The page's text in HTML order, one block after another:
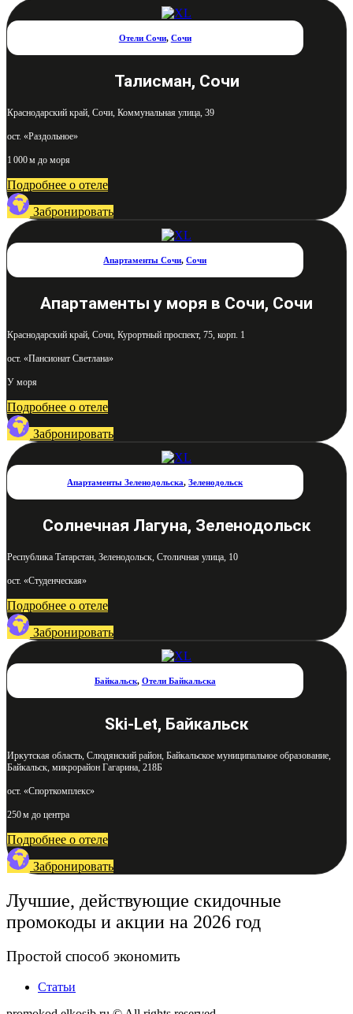
Отели Сочи, Сочи
Талисман, Сочи
Краснодарский край, Сочи, Коммунальная улица, 39
ост. «Раздольное»
1 000 м до моря
Подробнее о отеле
Забронировать
Апартаменты Сочи,Сочи
Апартаменты у моря в Сочи, Сочи
Краснодарский край, Сочи, Курортный проспект, 75, корп. 1
ост. «Пансионат Светлана»
У моря
Подробнее о отеле
Забронировать
Апартаменты Зеленодольска,Зеленодольск
Солнечная Лагуна, Зеленодольск
Республика Татарстан, Зеленодольск, Столичная улица, 10
ост. «Студенческая»
Подробнее о отеле
Забронировать
Байкальск, Отели Байкальска
Ski-Let, Байкальск
Иркутская область, Слюдянский район, Байкальское муниципальное образование,
Байкальск, микрорайон Гагарина, 218Б
ост. «Спорткомплекс»
250 м до центра
Подробнее о отеле
Забронировать
Лучшие, действующие скидочные
промокоды и акции на 2026 год
Простой способ экономить
Статьи